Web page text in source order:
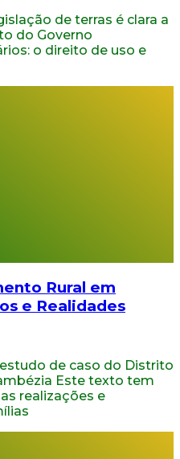
de terras é clara a
do Governo
o direito de uso e
Rural em
e Realidades
de caso do Distrito
Este texto tem
realizações e